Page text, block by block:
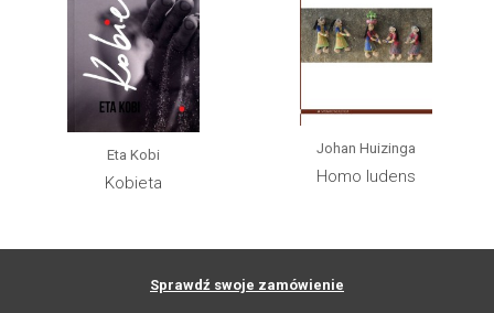
Eta Kobi
Kobieta
Johan Huizinga
Homo ludens
Sprawdź swoje zamówienie